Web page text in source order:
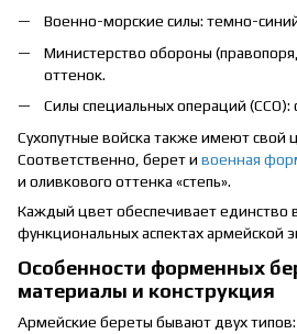
Военно-морские силы: темно-
Министерство обороны
оттенок.
Силы специальных операций (ССО):
Сухопутные войска также имеют свой
Соответственно, берет и военная
и оливкового оттенка «степь».
Каждый цвет обеспечивает единство
функциональных аспектах армейской
Особенности форменных
материалы и конструкция
Армейские береты бывают двух